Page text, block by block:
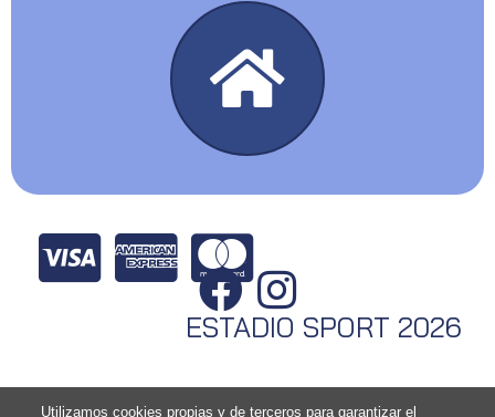
ESTADIO SPORT 2026
Utilizamos cookies propias y de terceros para garantizar el